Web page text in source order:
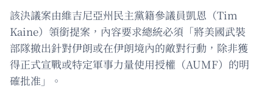
該決議案由維吉尼亞州民主黨籍參議員凱恩（Tim
Kaine）領銜提案，內容要求總統必須「將美國武裝
部隊撤出針對伊朗或在伊朗境內的敵對行動，除非獲
得正式宣戰或特定軍事力量使用授權（AUMF）的明
確批准」。